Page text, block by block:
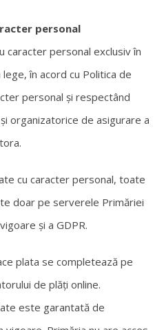
personal
caracter personal exclusiv în
în acord cu Politica de
personal și respectând
organizatorice de asigurare a
cu caracter personal, toate
doar pe serverele Primăriei
și a GDPR.
plata se completează pe
de plăți online.
este garantată de